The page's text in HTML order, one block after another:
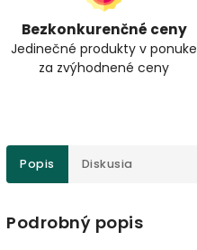
Bezkonkurenčné ceny
Jedinečné produkty v ponuke
za zvýhodnené ceny
Popis Diskusia
Podrobný popis